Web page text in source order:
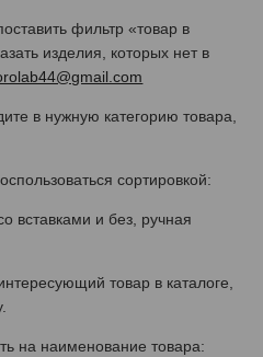
фильтр «товар в
изделия, которых нет в
в нужную категорию товара,
сортировкой:
вставками и без, ручная
товар в каталоге,
на наименование товара: